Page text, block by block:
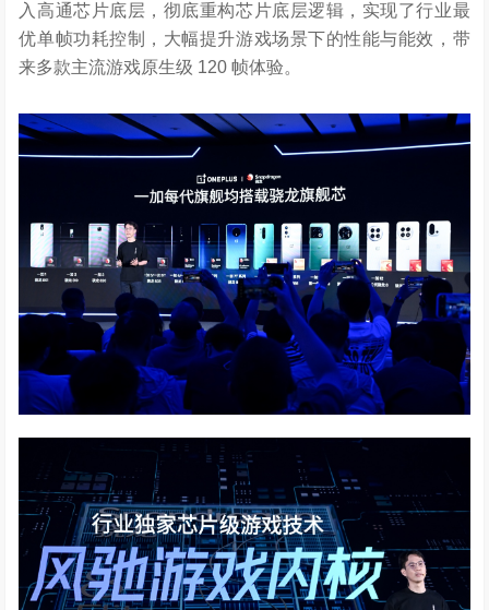
入高通芯片底层，彻底重构芯片底层逻辑，实现了行业最
优单帧功耗控制，大幅提升游戏场景下的性能与能效，带
来多款主流游戏原生级 120 帧体验。